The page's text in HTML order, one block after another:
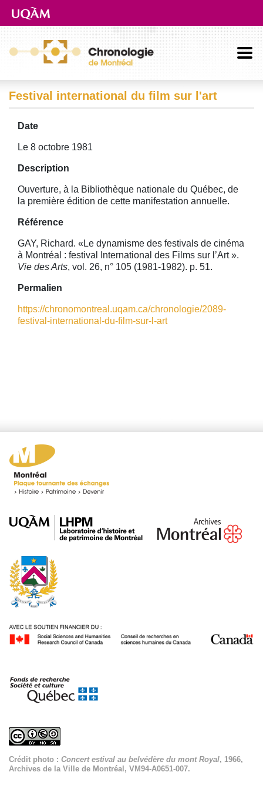
Aller directement au contenu principal
Festival international du film sur l'art
Date
Le 8 octobre 1981
Description
Ouverture, à la Bibliothèque nationale du Québec, de
la première édition de cette manifestation annuelle.
Référence
GAY, Richard. «Le dynamisme des festivals de cinéma
à Montréal : festival International des Films sur l’Art ».
Vie des Arts, vol. 26, n° 105 (1981-1982). p. 51.
Permalien
https://chronomontreal.uqam.ca/chronologie/2089-
festival-international-du-film-sur-l-art
Crédit photo : Concert estival au belvédère du mont Royal, 1966,
Archives de la Ville de Montréal, VM94-A0651-007.